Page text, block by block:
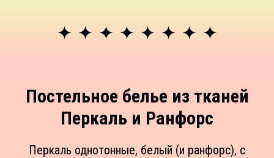
Постельное белье из тканей
Перкаль и Ранфорс
Перкаль однотонные, белый (и ранфорс), с